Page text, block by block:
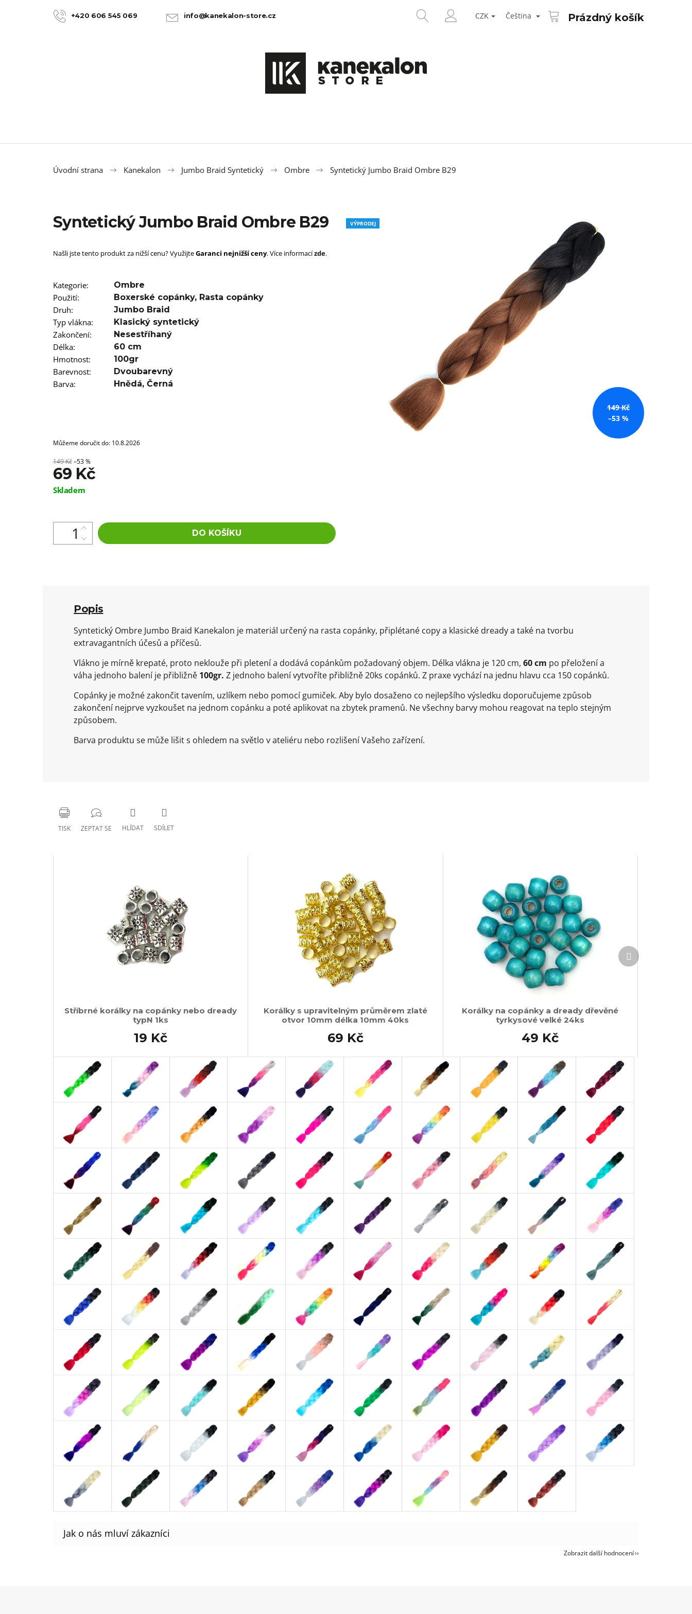
+420 606 545 069 info@kanekalon-store.cz
HLEDAT
CZK Čeština NÁKUPNÍ
KOŠÍK
Prázdný košík
Úvodní strana Kanekalon Jumbo Braid Syntetický Ombre Syntetický Jumbo Braid Ombre B29
Syntetický Jumbo Braid Ombre B29 VÝPRODEJ
149 Kč
–53 %
Našli jste tento produkt za nižší cenu? VyužijteGaranci nejnižší ceny. Více informacízde.
Kategorie: Ombre
Použití: Boxerské copánky, Rasta copánky
Druh: Jumbo Braid
Typ vlákna: Klasický syntetický
Zakončení: Nesestříhaný
Délka: 60 cm
Hmotnost: 100gr
Barevnost: Dvoubarevný
Barva: Hnědá, Černá
Můžeme doručit do: 10.8.2026
149 Kč–53 %
69 Kč
Měrná
Skladem
DO KOŠÍKU
Popis
Syntetický Ombre Jumbo Braid Kanekalon je materiál určený na rasta copánky, připlétané copy a klasické dready a také na tvorbu
extravagantních účesů a příčesů.
Vlákno je mírně krepaté, proto neklouže při pletení a dodává copánkům požadovaný objem. Délka vlákna je 120 cm, 60 cm po přeložení a
váha jednoho balení je přibližně 100gr. Z jednoho balení vytvoříte přibližně 20ks copánků. Z praxe vychází na jednu hlavu cca 150 copánků.
Copánky je možné zakončit tavením, uzlíkem nebo pomocí gumiček. Aby bylo dosaženo co nejlepšího výsledku doporučujeme způsob
zakončení nejprve vyzkoušet na jednom copánku a poté aplikovat na zbytek pramenů. Ne všechny barvy mohou reagovat na teplo stejným
způsobem.
Barva produktu se může lišit s ohledem na světlo v ateliéru nebo rozlišení Vašeho zařízení.
TISK ZEPTAT SE HLÍDAT SDÍLET
Stříbrné korálky na copánky nebo dready
typN 1ks
19 Kč
Korálky s upravitelným průměrem zlaté
otvor 10mm délka 10mm 40ks
69 Kč
Korálky na copánky a dready dřevěné
tyrkysové velké 24ks
49 Kč
Další
produkt
Zobrazit další hodnocení
Co potřebujete najít?
100% JUMBO BRAID KANEKALON 22
SUPERBRAID
Původně:149 Kč
100% EZ KANEKALON 1